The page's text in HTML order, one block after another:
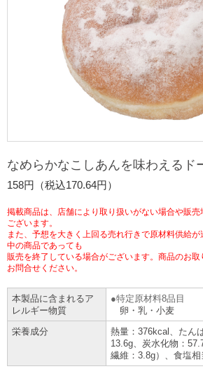
来週の新商品
商品カテゴリ一覧
セブンプレミアム
ギフト
ニンテンドー・ダウンロードカード
サービストップ
nanacoトップ
マルチコピー機でできること
コピー
スキャン
チケット
宅配便
セブン銀行ATM
各種料金のお支払い
チケットサービス
チケットぴあ
CNプレイガイド
タワーレコード
停電時のサービス停止のお知らせ
企業情報トップ
ニュースリリース
企業理念
会社概要
貸借対照表・損益計算書
沿革
国内店舗数
売上高、店舗数推移
私たちの取組み
サステナビリティ
セブン＆アイ・ホールディングスの重点課
サステナビリティ活動基本方針
サステナビリティ推進体制
GREEN CHALLENGE 2050
4VISIONS
サステナビリティニュース
加盟店オーナー募集
アルバイト情報
店舗検索
ネットシ
お問い合わせ
Language
English (Corporate)
なめらかなこしあんを味わえるド
158円（税込170.64円）
掲載商品は、店舗により取り扱いがない場合や販
ございます。
また、予想を大きく上回る売れ行きで原材料供給
中の商品であっても
販売を終了している場合がございます。商品のお
お問合せください。
本製品に含まれるア
レルギー物質
特定原材料8品目
卵・乳・小麦
栄養成分
熱量：376kcal、たん
13.6g、炭水化物：
繊維：3.8g）、食塩